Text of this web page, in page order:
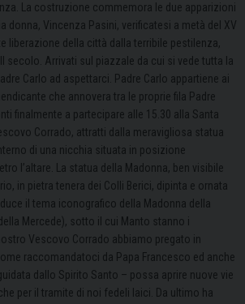
La costruzione commemora le due apparizioni
donna, Vincenza Pasini, verificatesi a metà del XV
liberazione della città dalla terribile pestilenza,
secolo. Arrivati sul piazzale da cui si vede tutta la
Carlo ad aspettarci. Padre Carlo appartiene ai
che annovera tra le proprie fila Padre
finalmente a partecipare alle 15.30 alla Santa
Corrado, attratti dalla meravigliosa statua
di una nicchia situata in posizione
l’altare. La statua della Madonna, ben visibile
in pietra tenera dei Colli Berici, dipinta e ornata
il tema iconografico della Madonna della
Mercede), sotto il cui Manto stanno i
Vescovo Corrado abbiamo pregato in
raccomandatoci da Papa Francesco ed anche
dallo Spirito Santo – possa aprire nuove vie
per il tramite di noi fedeli laici. Da ultimo ha